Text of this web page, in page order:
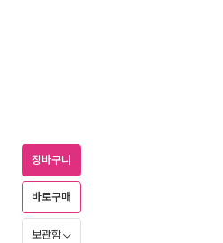
장바구니
바로구매
보관함